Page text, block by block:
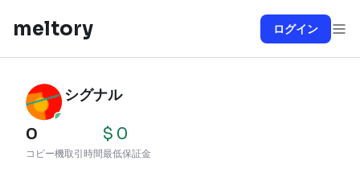
meltory ログイン
シグナル
0
コピー機取引時間
$ 0
最低保証金